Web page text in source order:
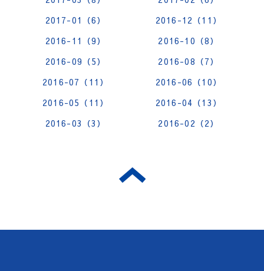
2017-01（6）
2016-12（11）
2016-11（9）
2016-10（8）
2016-09（5）
2016-08（7）
2016-07（11）
2016-06（10）
2016-05（11）
2016-04（13）
2016-03（3）
2016-02（2）